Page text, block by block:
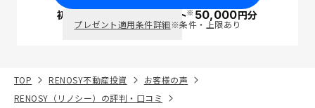
初回面談で ポイント※50,000円分
プレゼント適用条件詳細※条件・上限あり
TOP RENOSY不動産投資
お客様の声
RENOSY（リノシー）の評判・口コミ